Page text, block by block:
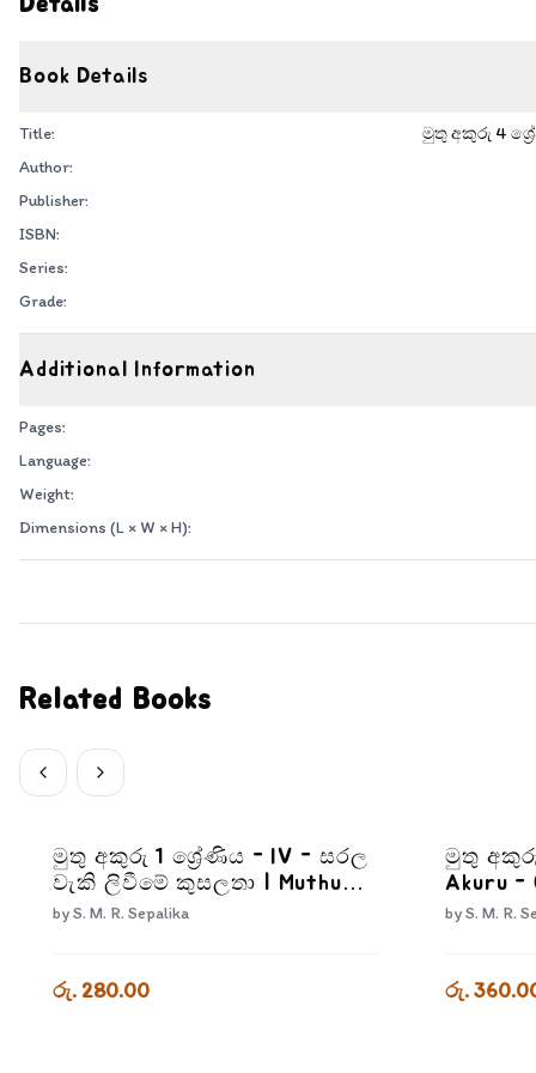
Details
Book Details
Title:
මුතු අකුරු 4
Author:
Publisher:
ISBN:
Series:
Grade:
Additional Information
Pages:
Language:
Weight:
Dimensions (L × W × H):
Related Books
මුතු අකුරු 1 ශ්‍රේණිය - IV - සරල
වැකි ලිවීමේ කුසලතා | Muthu
Akuru - Grade 1- 4
byS. M. R. Sepalika
රු. 280.00
මුතු අකුරු
Akuru -
byS. M. R.
රු.